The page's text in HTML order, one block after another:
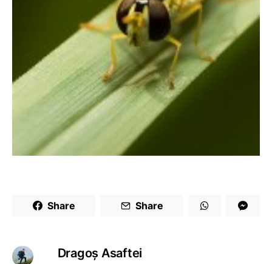
Share Share
Dragoş Asaftei